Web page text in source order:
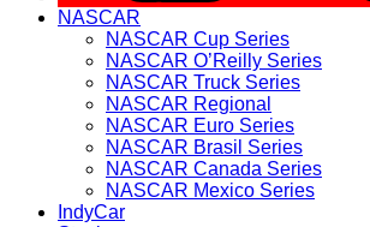
NASCAR
NASCAR Cup Series
NASCAR O’Reilly Series
NASCAR Truck Series
NASCAR Regional
NASCAR Euro Series
NASCAR Brasil Series
NASCAR Canada Series
NASCAR Mexico Series
IndyCar